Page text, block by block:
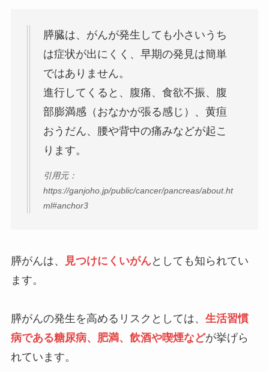
膵臓は、がんが発生しても小さいうち
は症状が出にくく、早期の発見は簡単
ではありません。
進行してくると、腹痛、食欲不振、腹
部膨満感（おなかが張る感じ）、黄疸
おうだん、腰や背中の痛みなどが起こ
ります。
引用元：
https://ganjoho.jp/public/cancer/pancreas/about.ht
ml#anchor3
膵がんは、 見つけにくいがんとしても知られてい
ます。
膵がんの発生を高めるリスクとしては、 生活習慣
病である糖尿病、肥満、飲酒や喫煙などが挙げら
れています。